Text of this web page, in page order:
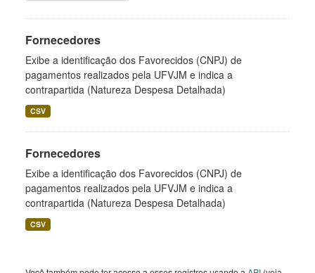
Fornecedores
Exibe a identificação dos Favorecidos (CNPJ) de
pagamentos realizados pela UFVJM e indica a
contrapartida (Natureza Despesa Detalhada)
CSV
Fornecedores
Exibe a identificação dos Favorecidos (CNPJ) de
pagamentos realizados pela UFVJM e indica a
contrapartida (Natureza Despesa Detalhada)
CSV